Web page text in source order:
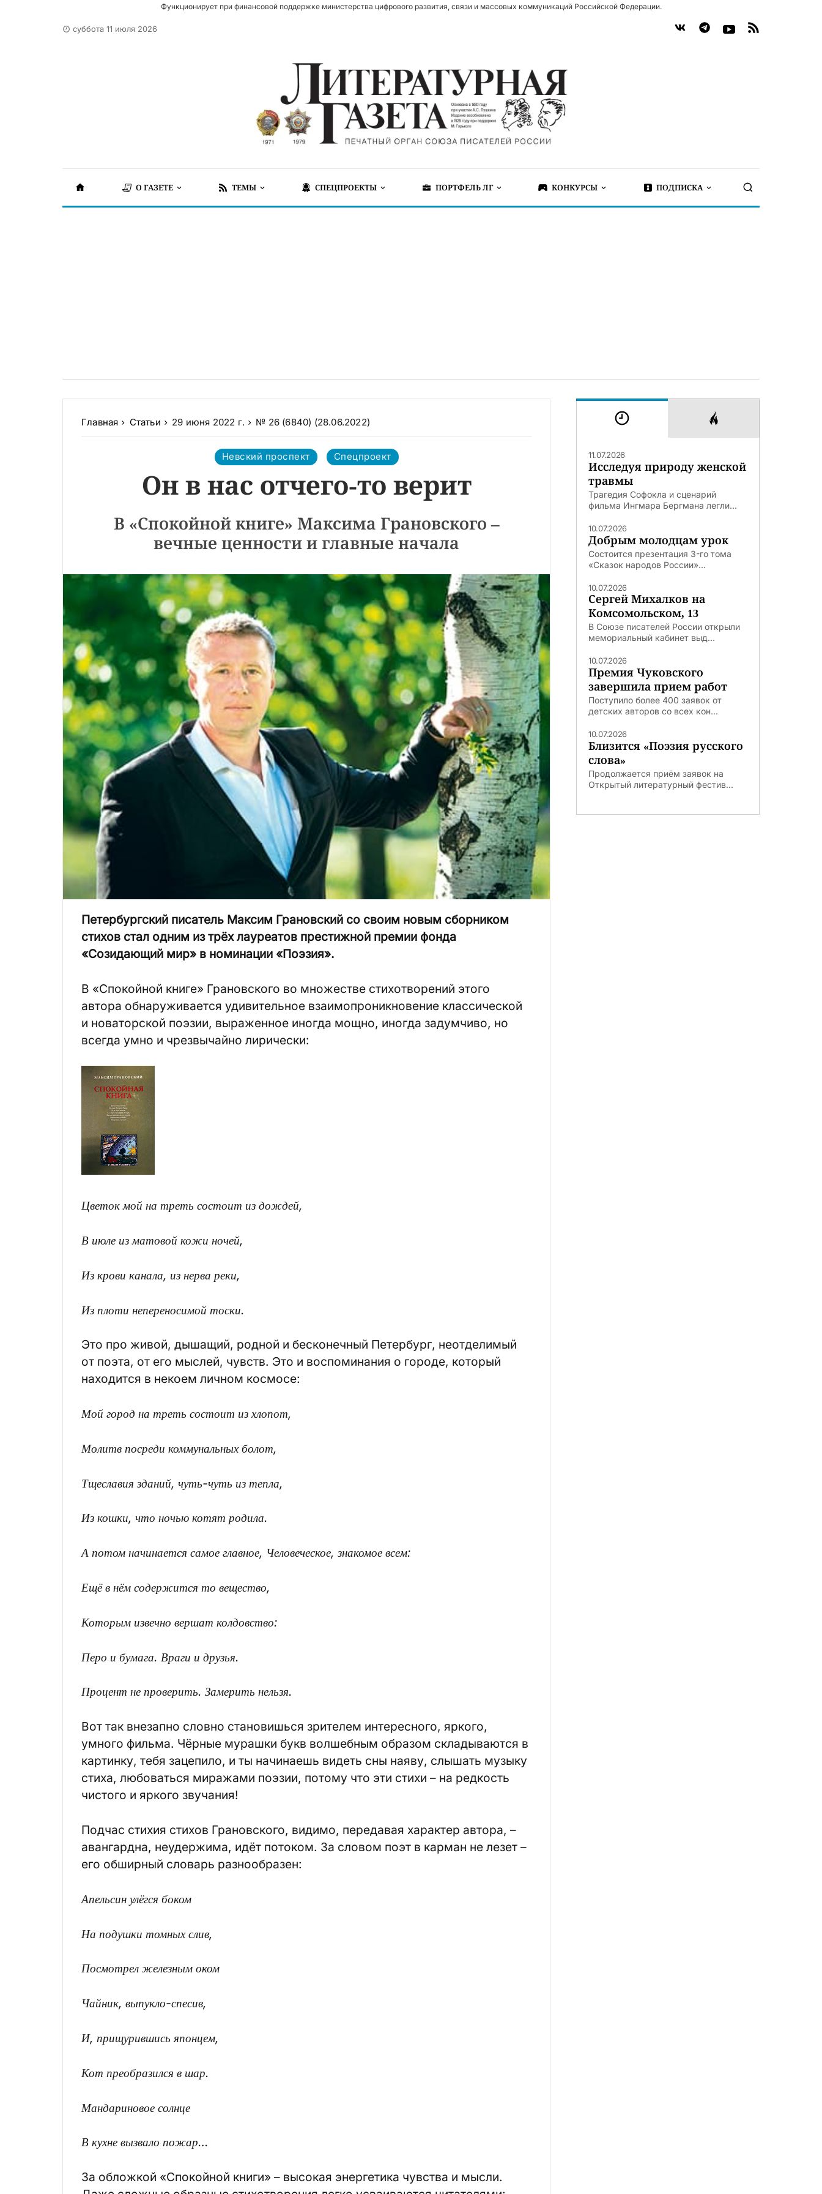
Функционирует при финансовой поддержке министерства цифрового развития, связи и массовых коммуникаций Российской Федерации.
суббота 11 июля 2026
О ГАЗЕТЕ ТЕМЫ СПЕЦПРОЕКТЫ ПОРТФЕЛЬ ЛГ КОНКУРСЫ ПОДПИСКА
Главная Статьи 29 июня 2022 г. № 26 (6840) (28.06.2022)
Невский проспект Спецпроект
Он в нас отчего-то верит
В «Спокойной книге» Максима Грановского –
вечные ценности и главные начала
Петербургский писатель Максим Грановский со своим новым сборником
стихов стал одним из трёх лауреатов престижной премии фонда
«Созидающий мир» в номинации «Поэзия».
В «Спокойной книге» Грановского во множестве стихотворений этого
автора обнаруживается удивительное взаимопроникновение классической
и новаторской поэзии, выраженное иногда мощно, иногда задумчиво, но
всегда умно и чрезвычайно лирически:
Цветок мой на треть состоит из дождей,
В июле из матовой кожи ночей,
Из крови канала, из нерва реки,
Из плоти непереносимой тоски.
Это про живой, дышащий, родной и бесконечный Петербург, неотделимый
от поэта, от его мыслей, чувств. Это и воспоминания о городе, который
находится в некоем личном космосе:
Мой город на треть состоит из хлопот,
Молитв посреди коммунальных болот,
Тщеславия зданий, чуть-чуть из тепла,
Из кошки, что ночью котят родила.
А потом начинается самое главное, Человеческое, знакомое всем:
Ещё в нём содержится то вещество,
Которым извечно вершат колдовство:
Перо и бумага. Враги и друзья.
Процент не проверить. Замерить нельзя.
Вот так внезапно словно становишься зрителем интересного, яркого,
умного фильма. Чёрные мурашки букв волшебным образом складываются в
картинку, тебя зацепило, и ты начинаешь видеть сны наяву, слышать музыку
стиха, любоваться миражами поэзии, потому что эти стихи – на редкость
чистого и яркого звучания!
Подчас стихия стихов Грановского, видимо, передавая характер автора, –
авангардна, неудержима, идёт потоком. За словом поэт в карман не лезет –
его обширный словарь разнообразен:
Апельсин улёгся боком
На подушки томных слив,
Посмотрел железным оком
Чайник, выпукло-спесив,
И, прищурившись японцем,
Кот преобразился в шар.
Мандариновое солнце
В кухне вызвало пожар…
За обложкой «Спокойной книги» – высокая энергетика чувства и мысли.
11.07.2026
Исследуя природу женской
травмы
Трагедия Софокла и сценарий
фильма Ингмара Бергмана легли...
10.07.2026
Добрым молодцам урок
Состоится презентация 3-го тома
«Сказок народов России»...
10.07.2026
Сергей Михалков на
Комсомольском, 13
В Союзе писателей России открыли
мемориальный кабинет выд...
10.07.2026
Премия Чуковского
завершила прием работ
Поступило более 400 заявок от
детских авторов со всех кон...
10.07.2026
Близится «Поэзия русского
слова»
Продолжается приём заявок на
Открытый литературный фестив...